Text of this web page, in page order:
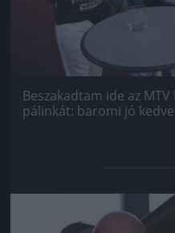
Beszakadtam ide az
pálinkát: baromi jó
Jön